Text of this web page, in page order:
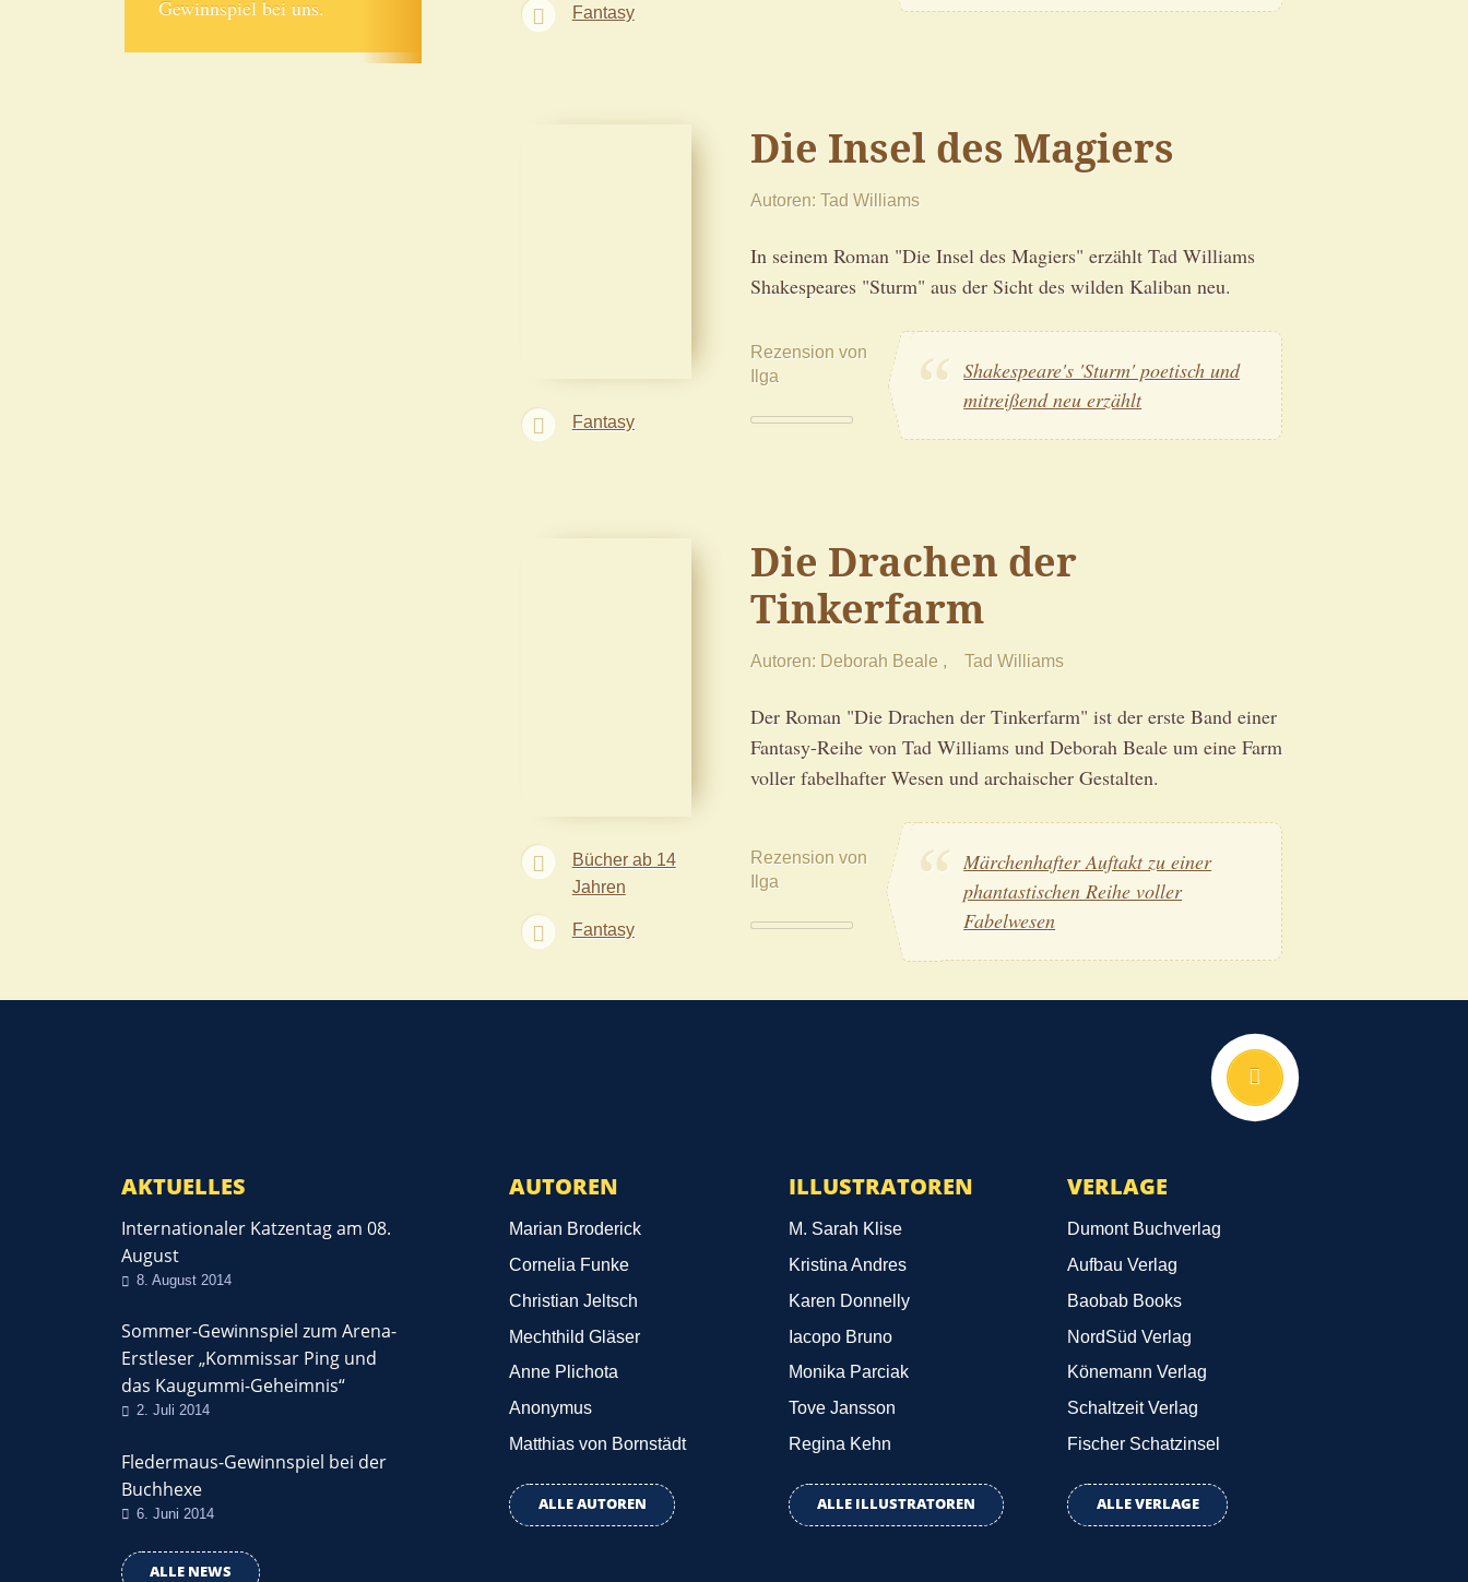
Gewinnspiel bei uns.
Fantasy
Die Insel des Magiers
Autoren Tad Williams
In seinem Roman "Die Insel des Magiers" erzählt Tad Williams
Shakespeares "Sturm" aus der Sicht des wilden Kaliban neu.
Rezension von
Ilga
Shakespeare's 'Sturm' poetisch und
mitreißend neu erzählt
Fantasy
Die Drachen der
Tinkerfarm
Autoren Deborah Beale Tad Williams
Der Roman "Die Drachen der Tinkerfarm" ist der erste Band einer
Fantasy-Reihe von Tad Williams und Deborah Beale um eine Farm
voller fabelhafter Wesen und archaischer Gestalten.
Rezension von
Ilga
Märchenhafter Auftakt zu einer
phantastischen Reihe voller
Fabelwesen
Bücher ab 14
Jahren
Fantasy
AKTUELLES
Internationaler Katzentag am 08.
August
8. August 2014
Sommer-Gewinnspiel zum Arena-
Erstleser „Kommissar Ping und
das Kaugummi-Geheimnis“
2. Juli 2014
Fledermaus-Gewinnspiel bei der
Buchhexe
6. Juni 2014
ALLE NEWS
AUTOREN
Marian Broderick
Cornelia Funke
Christian Jeltsch
Mechthild Gläser
Anne Plichota
Anonymus
Matthias von Bornstädt
ALLE AUTOREN
ILLUSTRATOREN
M. Sarah Klise
Kristina Andres
Karen Donnelly
Iacopo Bruno
Monika Parciak
Tove Jansson
Regina Kehn
ALLE ILLUSTRATOREN
VERLAGE
Dumont Buchverlag
Aufbau Verlag
Baobab Books
NordSüd Verlag
Könemann Verlag
Schaltzeit Verlag
Fischer Schatzinsel
ALLE VERLAGE